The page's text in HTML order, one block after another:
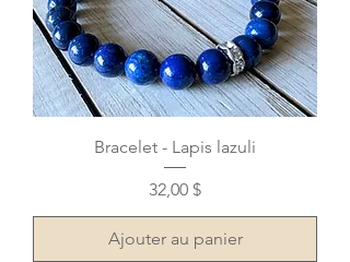
Bracelet - Lapis lazuli
Prix
32,00 $
Ajouter au panier